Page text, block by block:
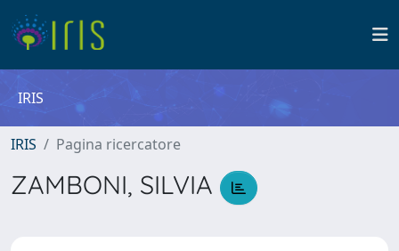
IRIS
IRIS Pagina ricercatore
ZAMBONI, SILVIA